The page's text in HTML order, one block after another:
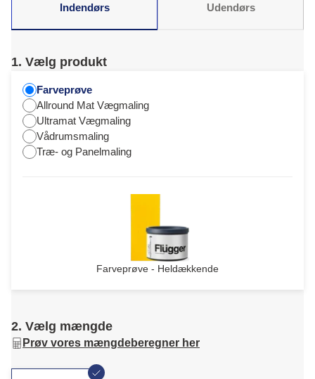
Indendørs Udendørs
1. Vælg produkt
Farveprøve
Allround Mat Vægmaling
Ultramat Vægmaling
Vådrumsmaling
Træ- og Panelmaling
Farveprøve - Heldækkende
2. Vælg mængde
Prøv vores mængdeberegner her